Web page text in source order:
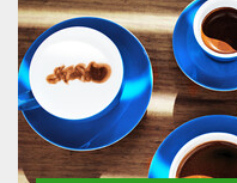
Hosting
News
about EDIS